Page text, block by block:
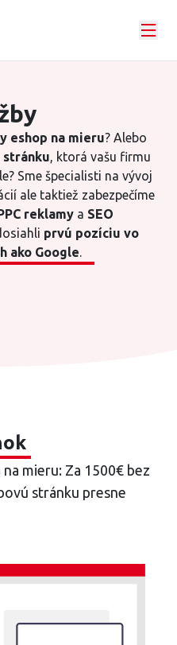
eshop na mieru? Alebo
stránku, ktorá vašu firmu
Sme špecialisti na vývoj
ale taktiež zabezpečíme
reklamya SEO
prvú pozíciu vo
ako Google.
mieru: Za 1500€ bez
stránku presne